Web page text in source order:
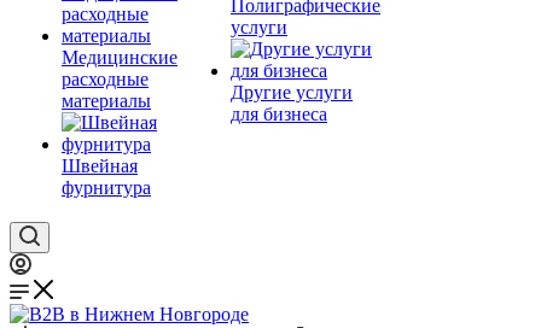
Медицинские
расходные
материалы
Швейная
фурнитура
Полиграфические
услуги
Другие услуги
для бизнеса